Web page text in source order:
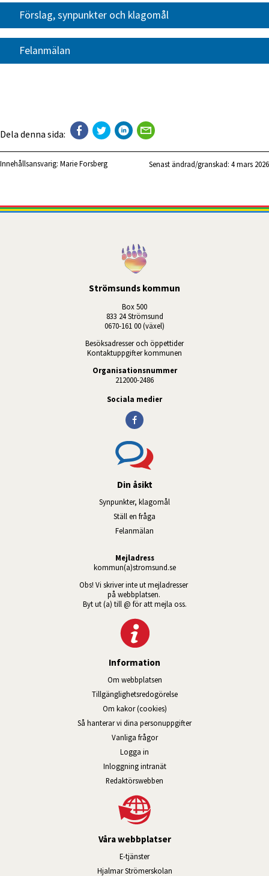
Förslag, synpunkter och klagomål
Felanmälan
Dela denna sida:
Innehållsansvarig: Marie Forsberg Senast ändrad/granskad: 4 mars 2026
Strömsunds kommun
Box 500
833 24 Strömsund
0670-161 00 (växel)
Besöksadresser och öppettider
Kontaktuppgifter kommunen
Organisationsnummer
212000-2486
Sociala medier
Din åsikt
Synpunkter, klagomål
Ställ en fråga
Felanmälan
Mejladress
kommun(a)stromsund.se
Obs! Vi skriver inte ut mejladresser
på webbplatsen.
Byt ut (a) till @ för att mejla oss.
Information
Om webbplatsen
Tillgänglig­hets­redo­görelse
Om kakor (cookies)
Så hanterar vi dina personuppgifter
Vanliga frågor
Logga in
Inloggning intranätÖppnas i nytt fönster.
Redaktörswebben
Våra webbplatser
E-tjänsterLänk till annan webbplats, öppnas i
Hjalmar StrömerskolanLänk till annan webbplats,